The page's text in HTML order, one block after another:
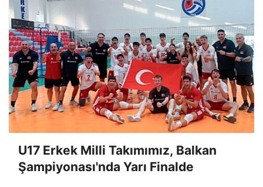
U17 Erkek Milli Takımımız, Balkan
Şampiyonası'nda Yarı Finalde